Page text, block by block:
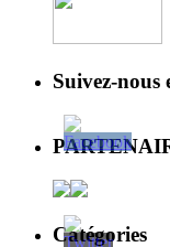
Suivez-nous
Catégories